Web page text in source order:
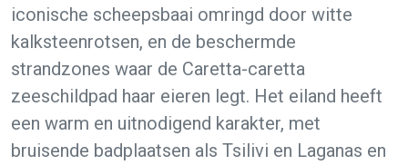
iconische scheepsbaai omringd door witte
kalksteenrotsen, en de beschermde
strandzones waar de Caretta-caretta
zeeschildpad haar eieren legt. Het eiland heeft
een warm en uitnodigend karakter, met
bruisende badplaatsen als Tsilivi en Laganas en